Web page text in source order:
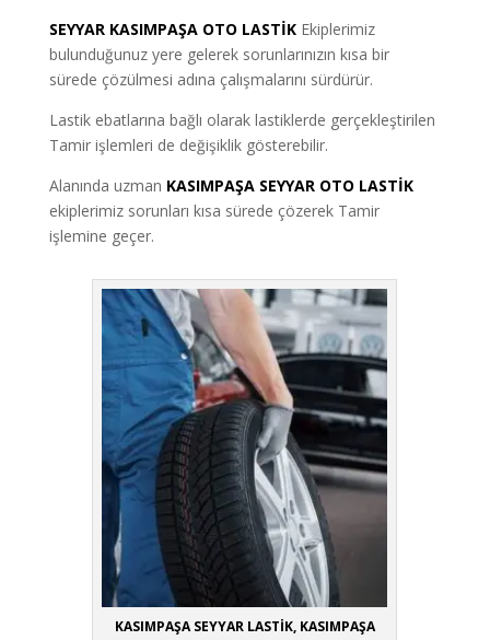
SEYYAR KASIMPAŞA OTO LASTİKEkiplerimiz
bulunduğunuz yere gelerek sorunlarınızın kısa bir
sürede çözülmesi adına çalışmalarını sürdürür.
Lastik ebatlarına bağlı olarak lastiklerde gerçekleştirilen
Tamir işlemleri de değişiklik gösterebilir.
Alanında uzman KASIMPAŞA SEYYAR OTO LASTİK
ekiplerimiz sorunları kısa sürede çözerek Tamir
işlemine geçer.
KASIMPAŞA SEYYAR LASTİK, KASIMPAŞA